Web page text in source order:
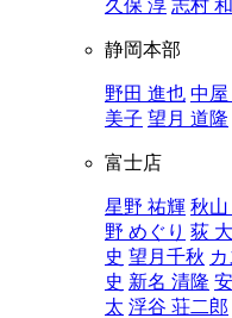
久保 淳 志村
静岡本部
野田 進也 中屋
美子 望月 道隆
富士店
星野 祐輝 秋山
野 めぐり 荻
史 望月千秋
史 新名 清隆
太 浮谷 荘二郎